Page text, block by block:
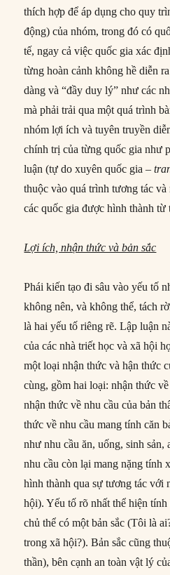
thích hợp để áp dụng cho quy
động) của nhóm, trong đó có
tế, ngay cả việc quốc gia xác
từng hoàn cảnh không hề diễn
dàng và “đầy duy lý” như các
mà phải trải qua một quá trình
nhóm lợi ích và tuyên truyền
chính trị của từng quốc gia như
luận (tự do xuyên quốc gia –
thuộc vào quá trình tương tác
các quốc gia được hình thành từ
Lợi ích, nhận thức và bản sắc
Phái kiến tạo đi sâu vào yếu tố
không nên, và không thể, tách
là hai yếu tố riêng rẽ. Lập luận
của các nhà triết học và xã hội
một loại nhận thức và hận thức
cùng, gồm hai loại: nhận thức
nhận thức về nhu cầu của bản
thức về nhu cầu mang tính căn
như nhu cầu ăn, uống, sinh
nhu cầu còn lại mang nặng tính
hình thành qua sự tương tác với
hội). Yếu tố rõ nhất thể hiện
chủ thể có một bản sắc (Tôi là
trong xã hội?). Bản sắc cũng
thần), bên cạnh an toàn vật lý